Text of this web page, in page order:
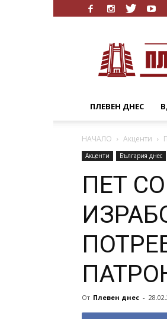
Днес
ПЛЕВЕН ДНЕС
НАЧАЛО Акценти
Акценти България днес
ПЕТ
От Плевен днес -